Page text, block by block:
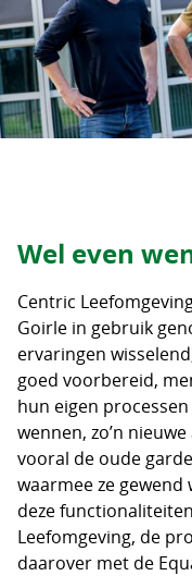
Wel even
Centric
Goirle in gebruik
ervaringen
goed voorbereid,
hun eigen
wennen, zo’n
vooral de oude
waarmee ze gewend
deze
Leefomgeving, de
daarover met de